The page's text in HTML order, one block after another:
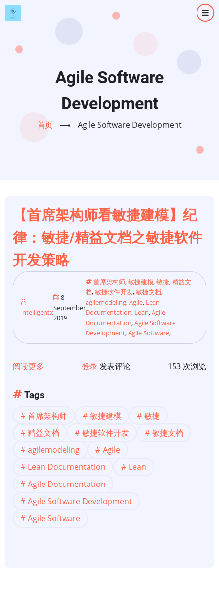
跳
转
Agile Software
Development
首页 ⟶ Agile Software Development
【首席架构师看敏捷建模】纪
律：敏捷/精益文档之敏捷软件
开发策略
intelligentx
8
September
2019
首席架构师,敏捷建模,敏捷,精益文
档,敏捷软件开发,敏捷文档,
agilemodeling,Agile, Lean
Documentation, Lean,Agile
Documentation,Agile Software
Development,Agile Software,
阅读更多
架
构
敏
捷
建
纪
登录发表评论 153 次浏览
Tags
首席架构师 敏捷建模
敏捷
精益文档
敏捷软件开发
敏捷文档
agilemodeling
Agile
Lean Documentation
Lean
Agile Documentation
Agile Software Development
Agile Software